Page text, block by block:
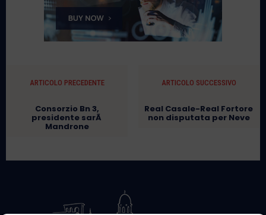
ARTICOLO PRECEDENTE
Consorzio Bn 3,
presidente sarÃ
Mandrone
ARTICOLO SUCCESSIVO
Real Casale-Real Fortore
non disputata per Neve